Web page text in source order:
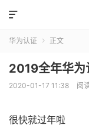

华为认证  正文
2019全年华为
2020-01-17 11:38 阅
很快就过年啦